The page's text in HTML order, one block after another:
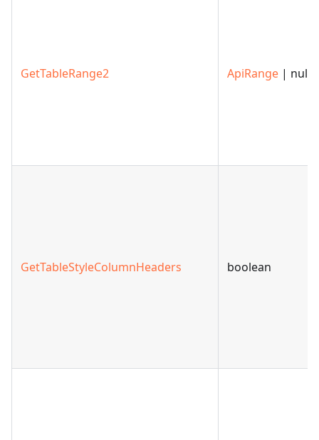
GetTableRange2 ApiRange | null
GetTableStyleColumnHeaders boolean